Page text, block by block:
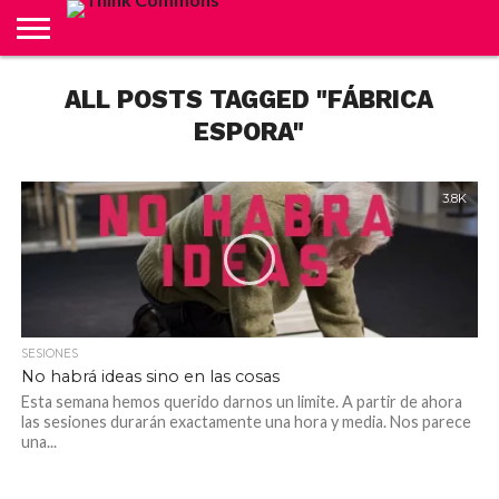
CARRITO
CONTACTO
CRÉDITOS
FINALIZAR
COMPRA
INICIO
LIVE
CUENTA
TIENDA
ALL POSTS TAGGED "FÁBRICA
ESPORA"
3.8K
SESIONES
No habrá ideas sino en las cosas
Esta semana hemos querido darnos un limite. A partir de ahora
las sesiones durarán exactamente una hora y media. Nos parece
una...